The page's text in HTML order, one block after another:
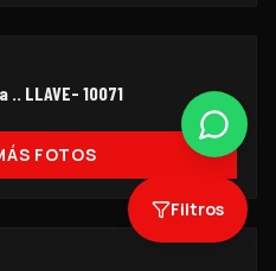
Filtros
.. LLAVE- 10071
FOTOS